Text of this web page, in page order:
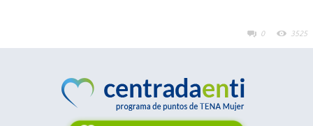
0 3525
e
er es s
p
p
l
ri
n
dl
p
tir